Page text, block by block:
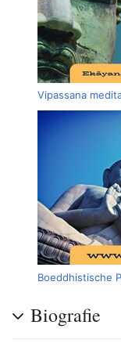
Vipassana
Boeddhistische
Biografie